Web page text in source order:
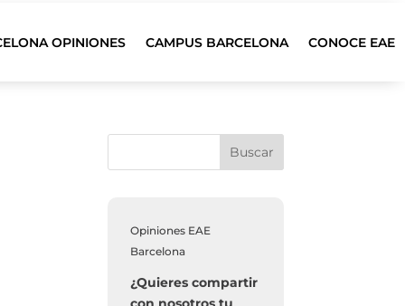
OPINIONES CAMPUS BARCELONA CONOCE EAE
Opiniones EAE
Barcelona
¿Quieres compartir